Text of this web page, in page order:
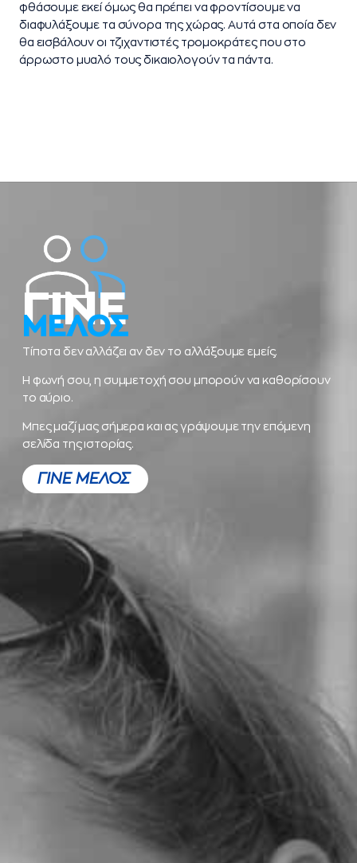
φθάσουμε εκεί όμως θα πρέπει να φροντίσουμε να
διαφυλάξουμε τα σύνορα της χώρας. Αυτά στα οποία δεν
θα εισβάλουν οι τζιχαντιστές τρομοκράτες που στο
άρρωστο μυαλό τους δικαιολογούν τα πάντα.
ΓΙΝΕ
ΜΕΛΟΣ
Τίποτα δεν αλλάζει αν δεν το αλλάξουμε εμείς.
Η φωνή σου, η συμμετοχή σου μπορούν να καθορίσουν
το αύριο.
Μπες μαζί μας σήμερα και ας γράψουμε την επόμενη
σελίδα της ιστορίας.
ΓΙΝΕ ΜΕΛΟΣ